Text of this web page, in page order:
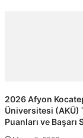
2026 Afyon
Üniversitesi (AKÜ)
Puanları ve Başarı